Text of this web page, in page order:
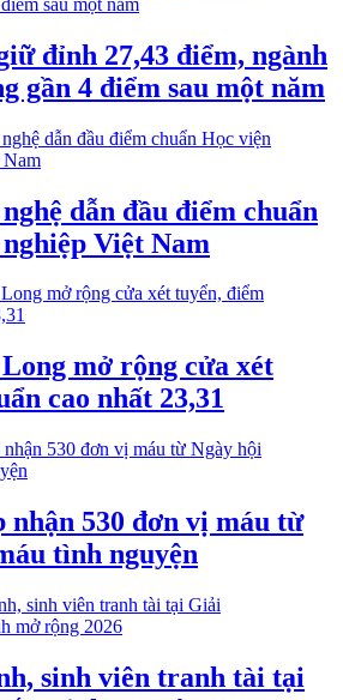
đỉnh 27,43 điểm, ngành
gần 4 điểm sau một năm
dẫn đầu điểm chuẩn
Việt Nam
mở rộng cửa xét
cao nhất 23,31
nhận 530 đơn vị máu từ
tình nguyện
sinh viên tranh tài tại